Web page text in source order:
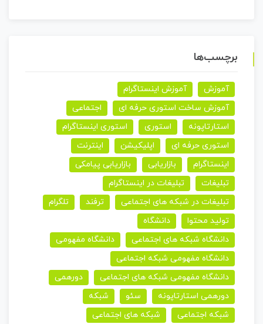
برچسب‌ها
آموزش
آموزش اینستاگرام
آموزش ساخت استوری حرفه ای
اجتماعی
استارتاپونه
استوری
استوری اینستاگرام
استوری حرفه ای
اپلیکیشن
اینترنت
اینستاگرام
بازاریابی
بازاریابی پیامکی
تبلیغات
تبلیغات در اینستاگرام
تبلیغات در شبکه های اجتماعی
ترفند
تلگرام
تولید محتوا
دانشگاه
دانشگاه شبکه های اجتماعی
دانشگاه مفهومی
دانشگاه مفهومی شبکه اجتماعی
دانشگاه مفهومی شبکه های اجتماعی
دورهمی
دورهمی استارتاپونه
سئو
شبکه
شبکه اجتماعی
شبکه های اجتماعی